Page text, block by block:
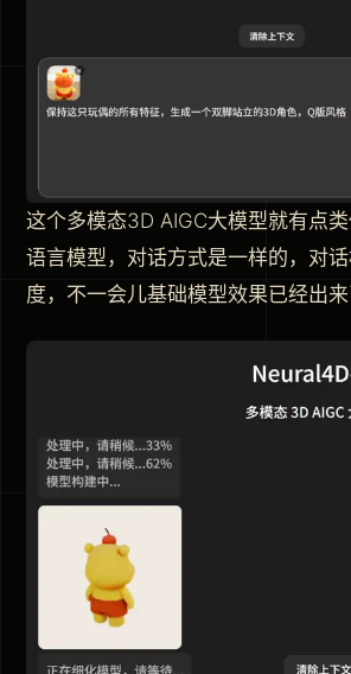
这个多模态3D AIGC大模型就有点
语言模型，对话方式是一样的，对
度，不一会儿基础模型效果已经出来